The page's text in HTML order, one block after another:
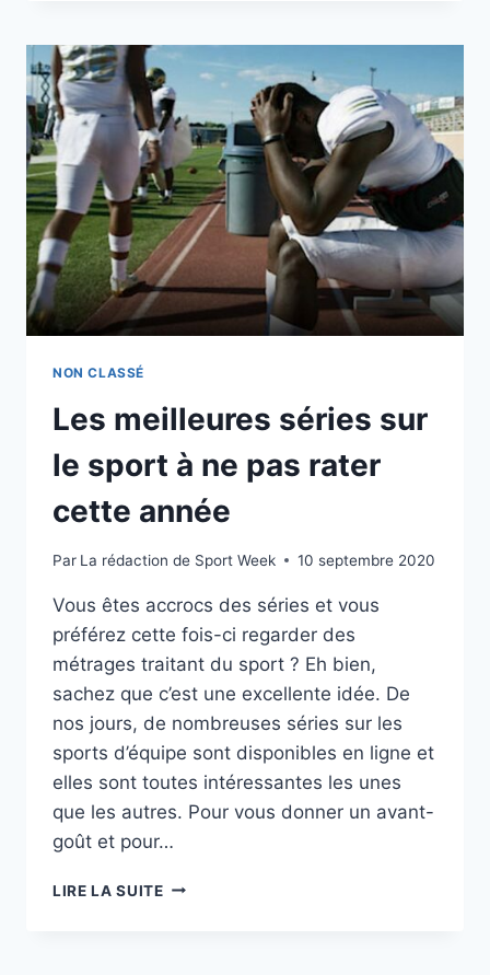
NON CLASSÉ
Les meilleures séries sur
le sport à ne pas rater
cette année
Par La rédaction de Sport Week 10 septembre 2020
Vous êtes accrocs des séries et vous
préférez cette fois-ci regarder des
métrages traitant du sport ? Eh bien,
sachez que c’est une excellente idée. De
nos jours, de nombreuses séries sur les
sports d’équipe sont disponibles en ligne et
elles sont toutes intéressantes les unes
que les autres. Pour vous donner un avant-
goût et pour…
LIRE LA SUITELES